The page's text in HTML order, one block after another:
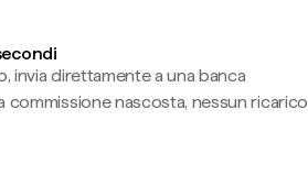
invia direttamente a una banca
commissione nascosta, nessun ricarico